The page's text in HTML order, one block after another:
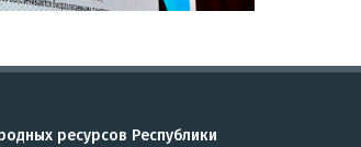
ресурсов Республики